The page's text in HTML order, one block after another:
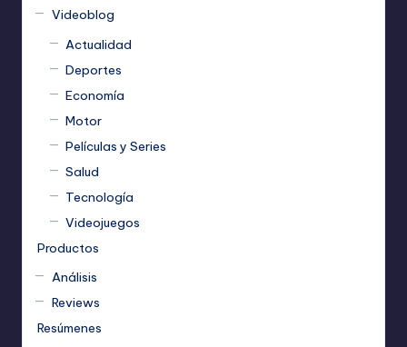
Videoblog
Actualidad
Deportes
Economía
Motor
Películas y Series
Salud
Tecnología
Videojuegos
Productos
Análisis
Reviews
Resúmenes